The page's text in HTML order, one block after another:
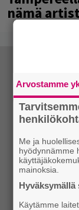
nämä
Arvostamme
Me ja
hyödynnämme
mainoksia.
Käytämme